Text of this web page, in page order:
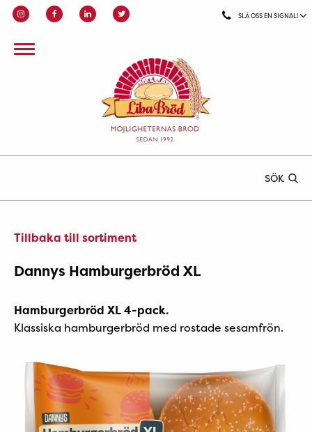
SLÅ OSS EN SIGNAL!
SÖK
Tillbaka till sortiment
Dannys Hamburgerbröd XL
Hamburgerbröd XL 4-pack.
Klassiska hamburgerbröd med rostade sesamfrön.